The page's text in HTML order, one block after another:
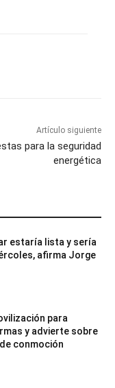
Artículo siguiente
para la seguridad
energética
estaría lista y sería
afirma Jorge
para
y advierte sobre
conmoción